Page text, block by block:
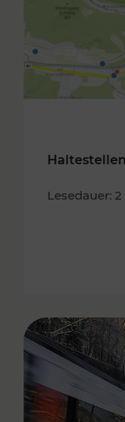
Lesedauer: